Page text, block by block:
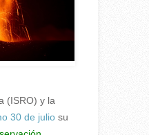
(ISRO) y la
30 de juliosu